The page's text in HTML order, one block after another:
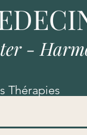
-
Thérapies